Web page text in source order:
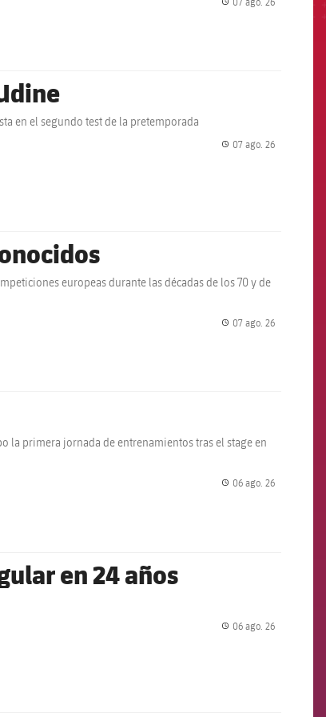
en el segundo test de la pretemporada
07 ago. 26
europeas durante las décadas de los 70 y de
07 ago. 26
la primera jornada de entrenamientos tras el stage en
06 ago. 26
en 24 años
06 ago. 26